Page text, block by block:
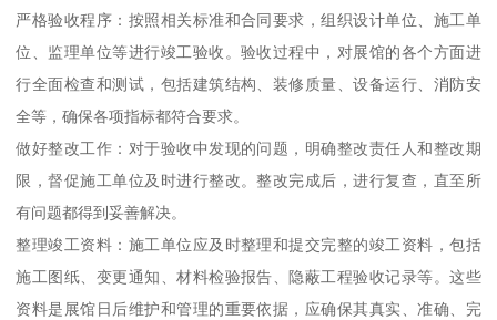
严格验收程序：按照相关标准和合同要求，组织设计单位、施工单
位、监理单位等进行竣工验收。验收过程中，对展馆的各个方面进
行全面检查和测试，包括建筑结构、装修质量、设备运行、消防安
全等，确保各项指标都符合要求。
做好整改工作：对于验收中发现的问题，明确整改责任人和整改期
限，督促施工单位及时进行整改。整改完成后，进行复查，直至所
有问题都得到妥善解决。
整理竣工资料：施工单位应及时整理和提交完整的竣工资料，包括
施工图纸、变更通知、材料检验报告、隐蔽工程验收记录等。这些
资料是展馆日后维护和管理的重要依据，应确保其真实、准确、完